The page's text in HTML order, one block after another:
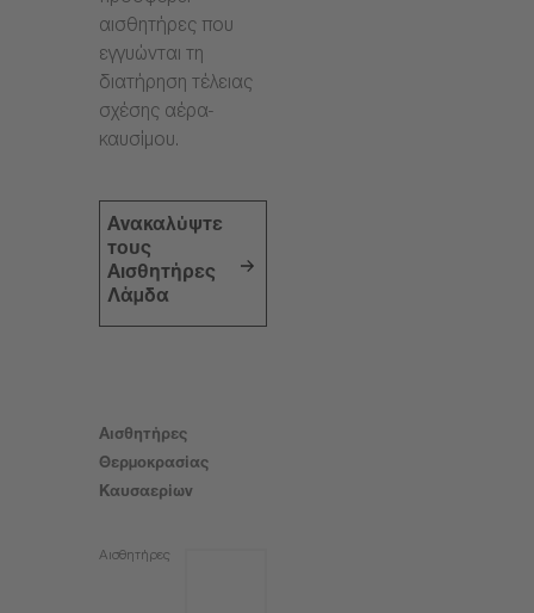
αισθητήρες που
εγγυώνται τη
διατήρηση τέλειας
σχέσης αέρα-
καυσίμου.
Ανακαλύψτε
τους
Αισθητήρες
Λάμδα
Αισθητήρες
Θερμοκρασίας
Καυσαερίων
Αισθητήρες